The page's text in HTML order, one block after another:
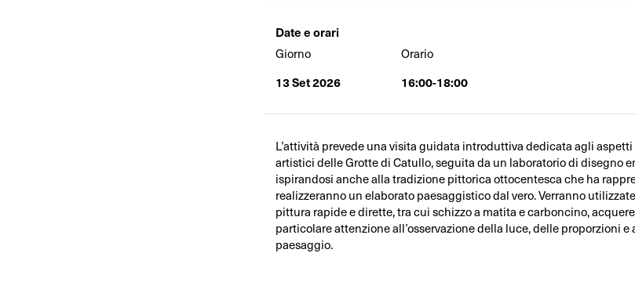
Date e orari
Giorno Orario
13 Set 2026 16:00-18:00
L’attività prevede una visita guidata introduttiva dedicata agli
artistici delle Grotte di Catullo, seguita da un laboratorio di disegno
ispirandosi anche alla tradizione pittorica ottocentesca che ha
realizzeranno un elaborato paesaggistico dal vero. Verranno
pittura rapide e dirette, tra cui schizzo a matita e carboncino,
particolare attenzione all’osservazione della luce, delle proporzioni e
paesaggio.